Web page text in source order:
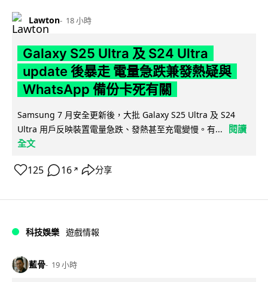
Lawton 18 小時
Galaxy S25 Ultra 及 S24 Ultra
update 後暴走 電量急跌兼發熱疑與
WhatsApp 備份卡死有關
Samsung 7 月安全更新後，大批 Galaxy S25 Ultra 及 S24
Ultra 用戶反映裝置電量急跌、發熱甚至充電變慢。有...
閱讀
全文
125 16 ↗ 分享
科技娛樂 遊戲情報
藍骨 19 小時